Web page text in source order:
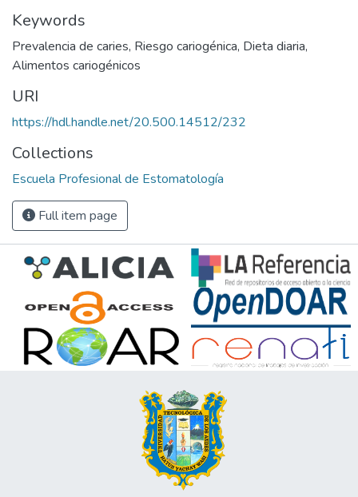
Keywords
Prevalencia de caries, Riesgo cariogénica, Dieta diaria,
Alimentos cariogénicos
URI
https://hdl.handle.net/20.500.14512/232
Collections
Escuela Profesional de Estomatología
Full item page